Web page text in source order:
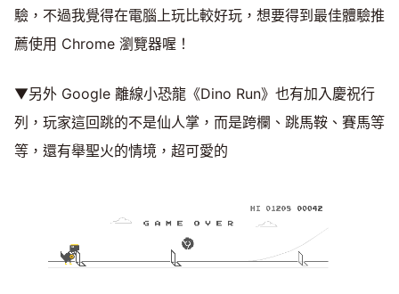
驗，不過我覺得在電腦上玩比較好玩，想要得到最佳體驗推
薦使用 Chrome 瀏覽器喔！
▼另外 Google 離線小恐龍《Dino Run》也有加入慶祝行
列，玩家這回跳的不是仙人掌，而是跨欄、跳馬鞍、賽馬等
等，還有舉聖火的情境，超可愛的